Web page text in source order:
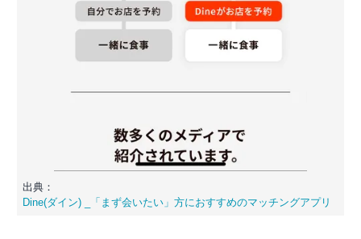
出典：
Dine(ダイン) _「まず会いたい」方におすすめのマッチングアプリ